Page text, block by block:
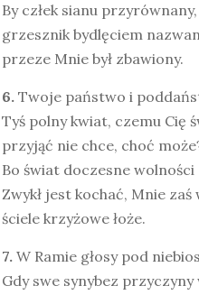
By człek sianu przyrównany,
grzesznik bydlęciem
przeze Mnie był zbawiony.
6. Twoje państwo i
Tyś polny kwiat, czemu Cię
przyjąć nie chce, choć
Bo świat doczesne wolności
Zwykł jest kochać, Mnie zaś
ściele krzyżowe łoże.
7. W Ramie głosy pod
Gdy swe synybez